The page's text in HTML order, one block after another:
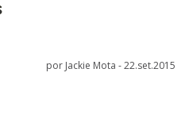
por Jackie Mota -22.set.2015